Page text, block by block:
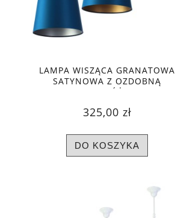
LAMPA WISZĄCA GRANATOWA
SATYNOWA Z OZDOBNĄ
KOLUMIENKĄ, RÓŻNE KOLORY
325,00 zł
DO KOSZYKA